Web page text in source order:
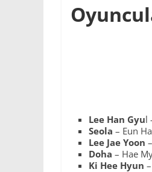
Lee Han Gyul
Seola – Eun Ha
Lee Jae Yoon
Doha – Hae
Ki Hee Hyun